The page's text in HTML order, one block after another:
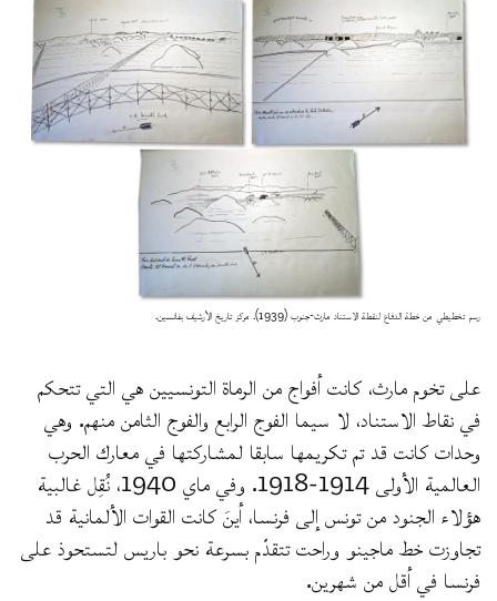
رسم تخطيطي من خطة الدفاع لنقطة الاستناد مارث-جنوب (1939). مركز تاريخ الأرشيف بفانسين.
على تخوم مارث، كانت أفواج من الرماة التونسيين هي التي تتحكم
في نقاط الاستناد، لا سيما الفوج الرابع والفوج الثامن منهم. وهي
وحدات كانت قد تم تكريمها سابقا لمشاركتها في معارك الحرب
العالمية الأولى 1914-1918. وفي ماي 1940، نُقِل غالبية
هؤلاء الجنود من تونس إلى فرنسا، أينَ كانت القوات الألمانية قد
تجاوزت خط ماجينو وراحت تتقدّم بسرعة نحو باريس لتستحوذ على
فرنسا في أقل من شهرين.